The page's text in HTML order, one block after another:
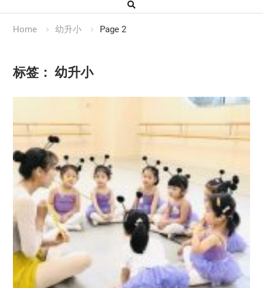
Home 幼升小 Page 2
标签： 幼升小